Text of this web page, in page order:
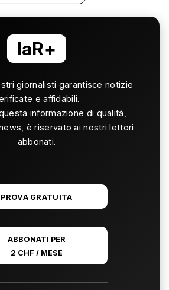
laR+
giornalisti garantisce notizie
e affidabili.
informazione di qualità,
è riservato ai nostri lettori
abbonati.
PROVA GRATUITA
ABBONATI PER
2 CHF / MESE